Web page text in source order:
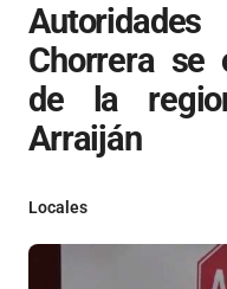
Chorrera se
de la
Arraiján
Locales